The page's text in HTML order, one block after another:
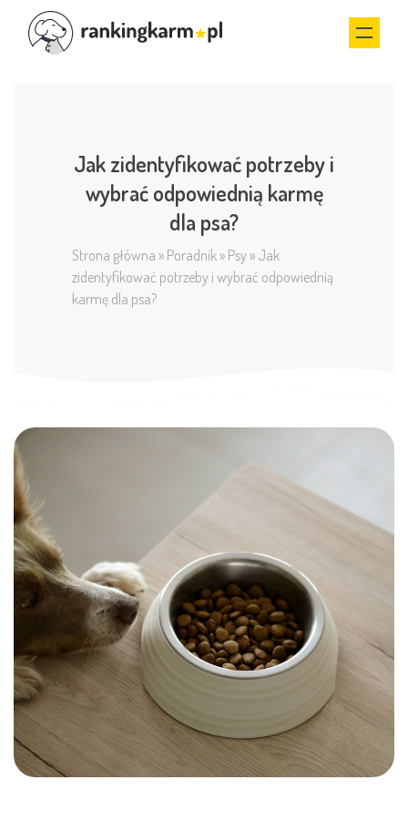
Jak zidentyfikować potrzeby i
wybrać odpowiednią karmę
dla psa?
Strona główna » Poradnik » Psy » Jak
zidentyfikować potrzeby i wybrać odpowiednią
karmę dla psa?